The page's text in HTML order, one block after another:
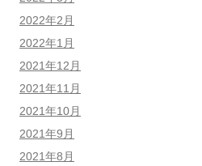
2022年2月
2022年1月
2021年12月
2021年11月
2021年10月
2021年9月
2021年8月